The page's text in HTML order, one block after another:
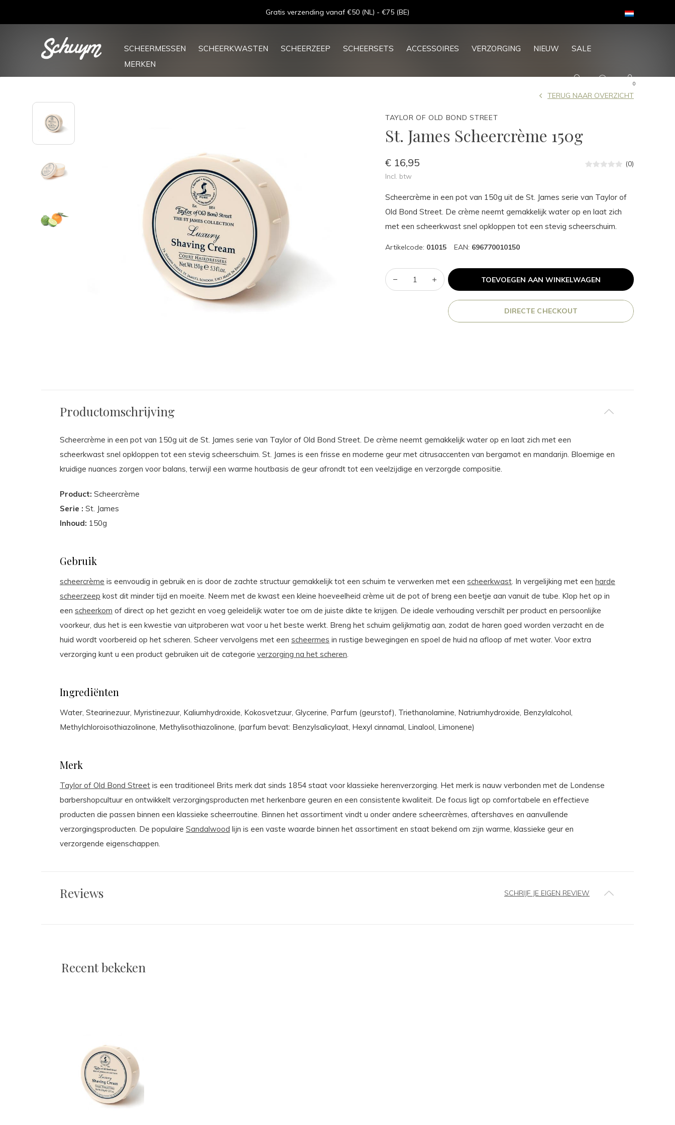
SCHEERMESSEN SCHEERKWASTEN SCHEERZEEP SCHEERSETS ACCESSOIRES VERZORGING NIEUW
SALE
MERKEN
0
Goede service - ★★★★★ - Sinds 2013
TAYLOR OF OLD BOND STREET
St. James Scheercrème 150g
TERUG NAAR OVERZICHT
€ 16,95
Incl. btw
(0)
Scheercrème in een pot van 150g uit de St. James serie van Taylor of
Old Bond Street. De crème neemt gemakkelijk water op en laat zich
met een scheerkwast snel opkloppen tot een stevig scheerschuim.
Artikelcode: 01015 EAN: 696770010150
TOEVOEGEN AAN WINKELWAGEN
DIRECTE CHECKOUT
Productomschrijving
Scheercrème in een pot van 150g uit de St. James serie van Taylor of Old Bond Street. De crème neemt gemakkelijk water op en laat zich met een
scheerkwast snel opkloppen tot een stevig scheerschuim. St. James is een frisse en moderne geur met citrusaccenten van bergamot en mandarijn. Bloemige en
kruidige nuances zorgen voor balans, terwijl een warme houtbasis de geur afrondt tot een veelzijdige en verzorgde compositie.
Product: Scheercrème
Serie : St. James
Inhoud: 150g
Gebruik
scheercrème is eenvoudig in gebruik en is door de zachte structuur gemakkelijk tot een schuim te verwerken met een scheerkwast. In vergelijking met een harde
scheerzeep kost dit minder tijd en moeite. Neem met de kwast een kleine hoeveelheid crème uit de pot of breng een beetje aan vanuit de tube. Klop het op in
een scheerkom of direct op het gezicht en voeg geleidelijk water toe om de juiste dikte te krijgen. De ideale verhouding verschilt per product en persoonlijke
voorkeur, dus het is een kwestie van uitproberen wat voor u het beste werkt. Breng het schuim gelijkmatig aan, zodat de haren goed worden verzacht en de
huid wordt voorbereid op het scheren. Scheer vervolgens met een scheermes in rustige bewegingen en spoel de huid na afloop af met water. Voor extra
verzorging kunt u een product gebruiken uit de categorie verzorging na het scheren.
Ingrediënten
Water, Stearinezuur, Myristinezuur, Kaliumhydroxide, Kokosvetzuur, Glycerine, Parfum (geurstof), Triethanolamine, Natriumhydroxide, Benzylalcohol,
Methylchloroisothiazolinone, Methylisothiazolinone, (parfum bevat: Benzylsalicylaat, Hexyl cinnamal, Linalool, Limonene)
Merk
Taylor of Old Bond Street is een traditioneel Brits merk dat sinds 1854 staat voor klassieke herenverzorging. Het merk is nauw verbonden met de Londense
barbershopcultuur en ontwikkelt verzorgingsproducten met herkenbare geuren en een consistente kwaliteit. De focus ligt op comfortabele en effectieve
producten die passen binnen een klassieke scheerroutine. Binnen het assortiment vindt u onder andere scheercrèmes, aftershaves en aanvullende
verzorgingsproducten. De populaire Sandalwood lijn is een vaste waarde binnen het assortiment en staat bekend om zijn warme, klassieke geur en
verzorgende eigenschappen.
Reviews SCHRIJF JE EIGEN REVIEW
Recent bekeken